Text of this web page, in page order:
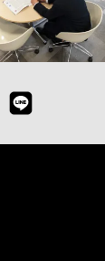
line